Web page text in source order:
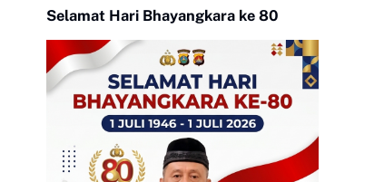
Selamat Hari Bhayangkara ke 80